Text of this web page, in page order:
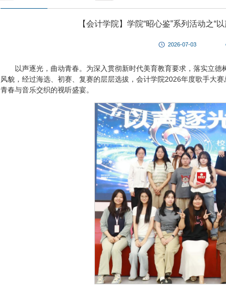
【会计学院】学院“昭心鉴”系列活动之
2026-07-03
以声逐光，曲动青春。为深入贯彻新时代美育教育要求，落实立
风貌，经过海选、初赛、复赛的层层选拔，会计学院2026年度歌手大
青春与音乐交织的视听盛宴。